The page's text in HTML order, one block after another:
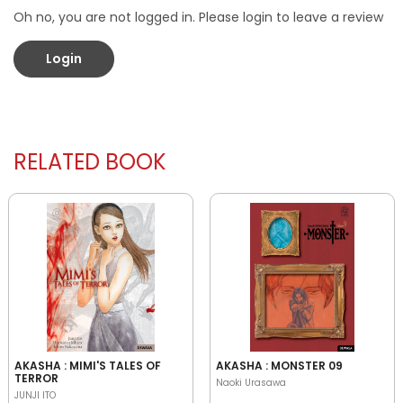
Oh no, you are not logged in. Please login to leave a review
Login
RELATED BOOK
AKASHA : MIMI'S TALES OF
TERROR
JUNJI ITO
AKASHA : MONSTER 09
Naoki Urasawa